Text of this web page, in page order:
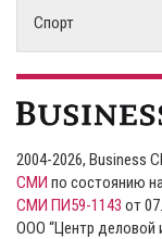
Спорт
2004-2026, Business
СМИ по состоянию
СМИ ПИ59-1143 от
ООО “Центр деловой